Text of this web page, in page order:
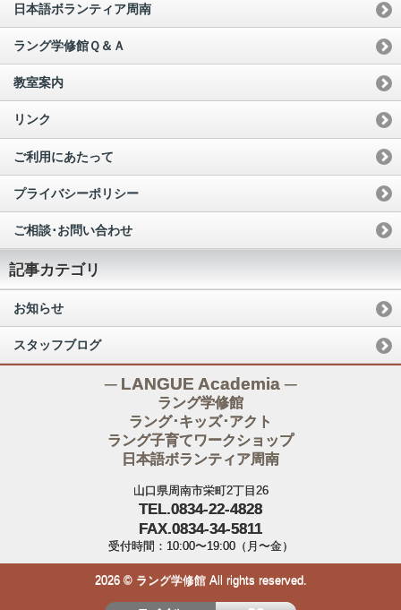
日本語ボランティア周南
ラング学修館Ｑ＆Ａ
教室案内
リンク
ご利用にあたって
プライバシーポリシー
ご相談･お問い合わせ
記事カテゴリ
お知らせ
スタッフブログ
─ LANGUE Academia ─
ラング学修館
ラング･キッズ･アクト
ラング子育てワークショップ
日本語ボランティア周南
山口県周南市栄町2丁目26
TEL.0834-22-4828
FAX.0834-34-5811
受付時間：10:00〜19:00（月〜金）
2026 © ラング学修館 All rights reserved.